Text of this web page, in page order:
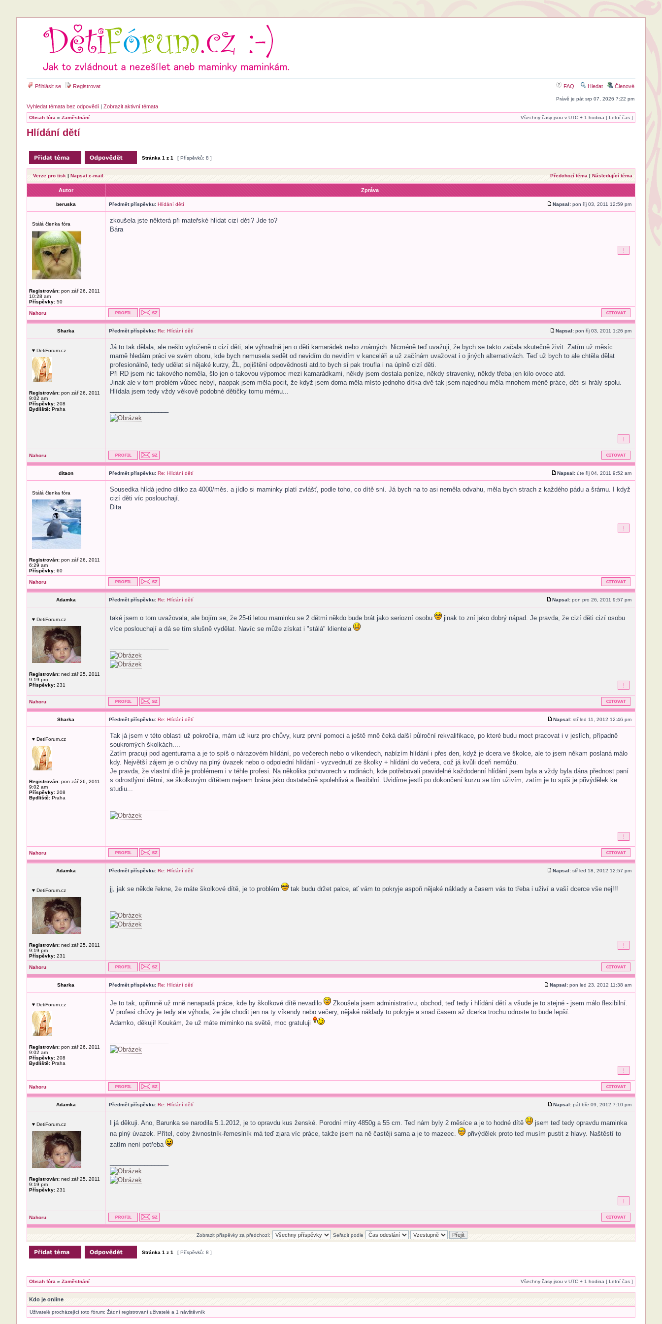
Přihlásit se Registrovat FAQ Hledat Členové
Právě je pát srp 07, 2026 7:22 pm
Vyhledat témata bez odpovědí| Zobrazit aktivní témata
Obsah fóra » Zaměstnání Všechny časy jsou v UTC + 1 hodina [ Letní čas ]
Hlídání dětí
Stránka 1 z 1 [ Příspěvků: 8 ]
Verze pro tisk | Napsat e-mail Předchozí téma | Následující téma
Autor Zpráva
beruska Předmět příspěvku: Hlídání dětí Napsal:pon říj 03, 2011 12:59 pm
Stálá členka fóra
Registrován:pon zář 26, 2011
10:28 am
Příspěvky:50
zkoušela jste některá při mateřské hlídat cizí děti? Jde to?
Bára
Nahoru
Sharka Předmět příspěvku: Re: Hlídání dětí Napsal:pon říj 03, 2011 1:26 pm
♥ DetiForum.cz
Registrován:pon zář 26, 2011
9:02 am
Příspěvky:208
Bydliště:Praha
Já to tak dělala, ale nešlo vyloženě o cizí děti, ale výhradně jen o děti kamarádek nebo známých. Nicméně teď uvažuji, že bych se takto začala skutečně živit. Zatím už měsíc
marně hledám práci ve svém oboru, kde bych nemusela sedět od nevidím do nevidím v kanceláři a už začínám uvažovat i o jiných alternativách. Teď už bych to ale chtěla dělat
profesionálně, tedy udělat si nějaké kurzy, ŽL, pojištění odpovědnosti atd.to bych si pak troufla i na úplně cizí děti.
Při RD jsem nic takového neměla, šlo jen o takovou výpomoc mezi kamarádkami, někdy jsem dostala peníze, někdy stravenky, někdy třeba jen kilo ovoce atd.
Jinak ale v tom problém vůbec nebyl, naopak jsem měla pocit, že když jsem doma měla místo jednoho dítka dvě tak jsem najednou měla mnohem méně práce, děti si hrály spolu.
Hlídala jsem tedy vždy věkově podobné dětičky tomu mému...
Nahoru
ditaon Předmět příspěvku: Re: Hlídání dětí Napsal:úte říj 04, 2011 9:52 am
Stálá členka fóra
Registrován:pon zář 26, 2011
6:29 am
Příspěvky:60
Sousedka hlídá jedno dítko za 4000/měs. a jídlo si maminky platí zvlášť, podle toho, co dítě sní. Já bych na to asi neměla odvahu, měla bych strach z každého pádu a šrámu. I když
cizí děti víc poslouchají.
Dita
Nahoru
Adamka Předmět příspěvku: Re: Hlídání dětí Napsal:pon pro 26, 2011 9:57 pm
♥ DetiForum.cz
Registrován:ned zář 25, 2011
9:19 pm
Příspěvky:231
také jsem o tom uvažovala, ale bojím se, že 25-ti letou maminku se 2 dětmi někdo bude brát jako seriozní osobu
jinak to zní jako dobrý nápad. Je pravda, že cizí děti cizí osobu
více poslouchají a dá se tím slušně vydělat. Navíc se může získat i "stálá" klientela
Nahoru
Sharka Předmět příspěvku: Re: Hlídání dětí Napsal:stř led 11, 2012 12:46 pm
♥ DetiForum.cz
Registrován:pon zář 26, 2011
9:02 am
Příspěvky:208
Bydliště:Praha
Tak já jsem v této oblasti už pokročila, mám už kurz pro chůvy, kurz první pomoci a ještě mně čeká další půlroční rekvalifikace, po které budu moct pracovat i v jeslích, případně
soukromých školkách....
Zatím pracuji pod agenturama a je to spíš o nárazovém hlídání, po večerech nebo o víkendech, nabízím hlídání i přes den, když je dcera ve školce, ale to jsem někam poslaná málo
kdy. Největší zájem je o chůvy na plný úvazek nebo o odpolední hlídání - vyzvednutí ze školky + hlídání do večera, což já kvůli dceři nemůžu.
Je pravda, že vlastní dítě je problémem i v téhle profesi. Na několika pohovorech v rodinách, kde potřebovali pravidelné každodenní hlídání jsem byla a vždy byla dána přednost paní
s odrostlými dětmi, se školkovým dítětem nejsem brána jako dostatečně spolehlivá a flexibilní. Uvidíme jestli po dokončení kurzu se tím uživím, zatím je to spíš je přivýdělek ke
studiu...
Nahoru
Adamka Předmět příspěvku: Re: Hlídání dětí Napsal:stř led 18, 2012 12:57 pm
♥ DetiForum.cz
Registrován:ned zář 25, 2011
9:19 pm
Příspěvky:231
jj, jak se někde řekne, že máte školkové dítě, je to problém tak budu držet palce, ať vám to pokryje aspoň nějaké náklady a časem vás to třeba i uživí a vaší dcerce vše nej!!!
Nahoru
Sharka Předmět příspěvku: Re: Hlídání dětí Napsal:pon led 23, 2012 11:38 am
♥ DetiForum.cz
Registrován:pon zář 26, 2011
9:02 am
Příspěvky:208
Bydliště:Praha
Je to tak, upřímně už mně nenapadá práce, kde by školkové dítě nevadilo
Zkoušela jsem administrativu, obchod, teď tedy i hlídání dětí a všude je to stejné - jsem málo flexibilní.
V profesi chůvy je tedy ale výhoda, že jde chodit jen na ty víkendy nebo večery, nějaké náklady to pokryje a snad časem až dcerka trochu odroste to bude lepší.
Adamko, děkuji! Koukám, že už máte miminko na světě, moc gratuluji
Nahoru
Adamka Předmět příspěvku: Re: Hlídání dětí Napsal:pát bře 09, 2012 7:10 pm
♥ DetiForum.cz
Registrován:ned zář 25, 2011
9:19 pm
Příspěvky:231
I já děkuji. Ano, Barunka se narodila 5.1.2012, je to opravdu kus ženské. Porodní míry 4850g a 55 cm. Teď nám byly 2 měsíce a je to hodné dítě
jsem teď tedy opravdu maminka
na plný úvazek. Přítel, coby živnostník-řemeslník má teď zjara víc práce, takže jsem na ně častěji sama a je to mazeec.
přivýdělek proto teď musím pustit z hlavy. Naštěstí to
zatím není potřeba
Nahoru
Zobrazit příspěvky za předchozí: Seřadit podle
Stránka 1 z 1 [ Příspěvků: 8 ]
Obsah fóra » Zaměstnání Všechny časy jsou v UTC + 1 hodina [ Letní čas ]
Kdo je online
Uživatelé procházející toto fórum: Žádní registrovaní uživatelé a 1 návštěvník